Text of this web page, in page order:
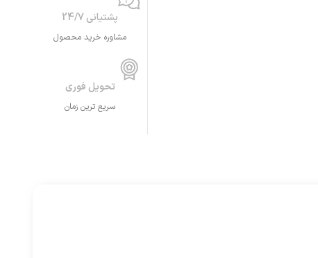
پشتیانی 24/7
مشاوره خرید محصول
تحویل فوری
سریع ترین زمان